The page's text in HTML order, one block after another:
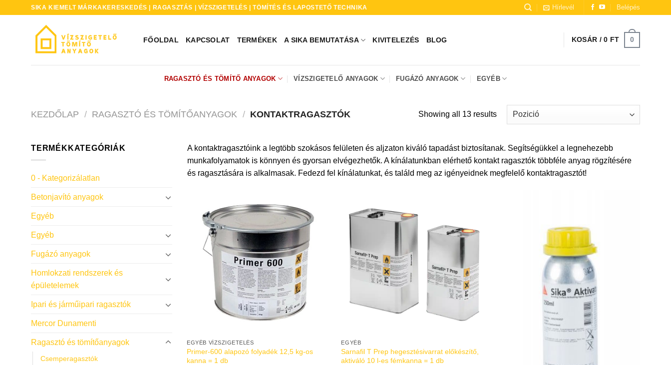
SIKA KIEMELT MÁRKAKERESKEDÉS | RAGASZTÁS | VÍZSZIGETELÉS | TÖMÍTÉS ÉS LAPOSTETŐ TECHNIKA Hírlevél Belépés
FŐOLDAL KAPCSOLAT TERMÉKEK A SIKA BEMUTATÁSA KIVITELEZÉS BLOG KOSÁR /0 FT 0
RAGASZTÓ ÉS TÖMÍTŐ ANYAGOK VÍZSZIGETELŐ ANYAGOK FUGÁZÓ ANYAGOK EGYÉB
KEZDŐLAP / RAGASZTÓ ÉS TÖMÍTŐANYAGOK / KONTAKTRAGASZTÓK Showing all 13 results
TERMÉKKATEGÓRIÁK
0 - Kategorizálatlan
Betonjavító anyagok
Egyéb
Egyéb
Fugázó anyagok
Homlokzati rendszerek és
épületelemek
Ipari és járműipari ragasztók
Mercor Dunamenti
Ragasztó és tömítőanyagok
Csemperagasztók
A kontaktragasztóink a legtöbb szokásos felületen és aljzaton kiváló tapadást biztosítanak. Segítségükkel a legnehezebb
munkafolyamatok is könnyen és gyorsan elvégezhetők. A kínálatunkban elérhető kontakt ragasztók többféle anyag rögzítésére
és ragasztására is alkalmasak. Fedezd fel kínálatunkat, és találd meg az igényeidnek megfelelő kontaktragasztót!
EGYÉB VÍZSZIGETELÉS
Primer-600 alapozó folyadék 12,5 kg-os
kanna = 1 db
EGYÉB
Sarnafil T Prep hegesztésivarrat előkészítő,
aktiváló 10 l-es fémkanna = 1 db